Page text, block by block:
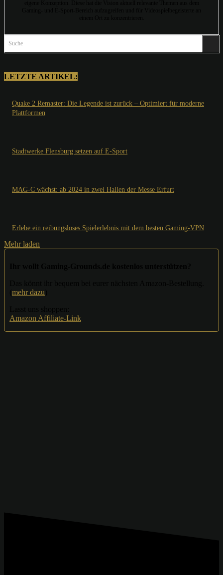
Suche
LETZTE ARTIKEL:
Quake 2 Remaster: Die Legende ist zurück – Optimiert für moderne
Plattformen
Stadtwerke Flensburg setzen auf E-Sport
MAG-C wächst: ab 2024 in zwei Hallen der Messe Erfurt
Erlebe ein reibungsloses Spielerlebnis mit dem besten Gaming-VPN
Mehr laden
mehr dazu
Amazon Affiliate-Link